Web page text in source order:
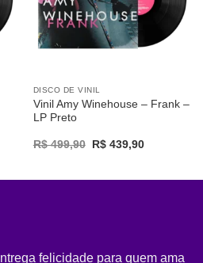
DISCO DE VINIL
Vinil Amy Winehouse – Frank –
LP Preto
R$499,90
Original
R$439,90Current
felicidade para quem ama